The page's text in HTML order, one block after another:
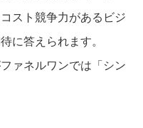
スト競争力があるビジ
に答えられます。
ァネルワンでは「シン